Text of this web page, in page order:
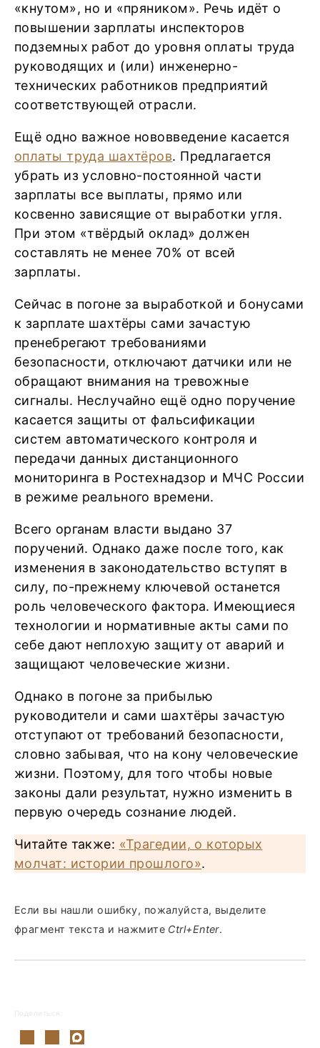
«кнутом», но и «пряником». Речь идёт о
повышении зарплаты инспекторов
подземных работ до уровня оплаты труда
руководящих и (или) инженерно-
технических работников предприятий
соответствующей отрасли.
Ещё одно важное нововведение касается
оплаты труда шахтёров. Предлагается
убрать из условно-постоянной части
зарплаты все выплаты, прямо или
косвенно зависящие от выработки угля.
При этом «твёрдый оклад» должен
составлять не менее 70% от всей
зарплаты.
Сейчас в погоне за выработкой и бонусами
к зарплате шахтёры сами зачастую
пренебрегают требованиями
безопасности, отключают датчики или не
обращают внимания на тревожные
сигналы. Неслучайно ещё одно поручение
касается защиты от фальсификации
систем автоматического контроля и
передачи данных дистанционного
мониторинга в Ростехнадзор и МЧС России
в режиме реального времени.
Всего органам власти выдано 37
поручений. Однако даже после того, как
изменения в законодательство вступят в
силу, по-прежнему ключевой останется
роль человеческого фактора. Имеющиеся
технологии и нормативные акты сами по
себе дают неплохую защиту от аварий и
защищают человеческие жизни.
Однако в погоне за прибылью
руководители и сами шахтёры зачастую
отступают от требований безопасности,
словно забывая, что на кону человеческие
жизни. Поэтому, для того чтобы новые
законы дали результат, нужно изменить в
первую очередь сознание людей.
Читайте также: «Трагедии, о которых
молчат: истории прошлого».
Если вы нашли ошибку, пожалуйста, выделите
фрагмент текста и нажмите Ctrl+Enter.
Поделиться: